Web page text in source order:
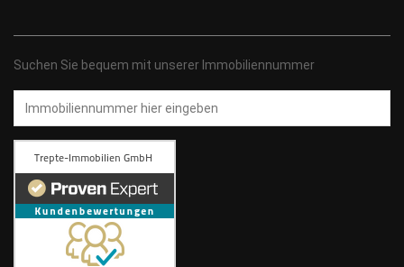
Suchen Sie bequem mit unserer Immobiliennummer
Immobiliennummer